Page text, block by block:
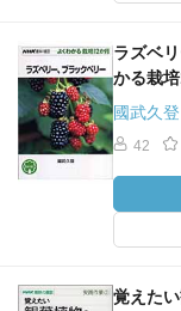
ラズベ
かる栽
國武久登
42
覚えた